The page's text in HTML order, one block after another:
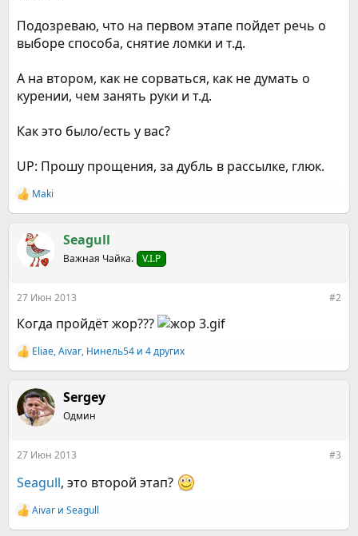
Подозреваю, что на первом этапе пойдет речь о
выборе способа, снятие ломки и т.д.
А на втором, как не сорваться, как не думать о
курении, чем занять руки и т.д.
Как это было/есть у вас?
UP: Прошу прощения, за дубль в рассылке, глюк.
Р
е
Maki
Seagull
Важная Чайка. V.I.P
27 Июн 2013 #2
Когда пройдёт жор???
Р
е
к
ц
и
Eliae,Aivar, Нинель54 и 4 других
Sergey
Одмин
27 Июн 2013 #3
Seagull, это второй этап?
Р
е
Aivar и Seagull